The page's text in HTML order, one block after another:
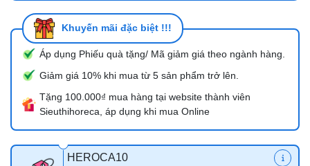
Khuyến mãi đặc biệt !!!
Áp dụng Phiếu quà tặng/ Mã giảm giá theo ngành hàng.
Giảm giá 10% khi mua từ 5 sản phẩm trở lên.
Tặng 100.000₫ mua hàng tại website thành viên
Sieuthihoreca, áp dụng khi mua Online
HEROCA10